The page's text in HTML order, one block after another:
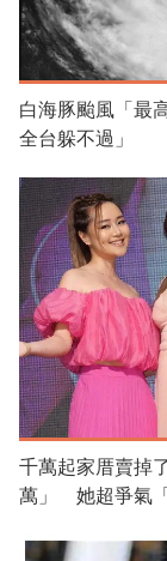
白海豚颱風「最
全台躲不過」
千萬起家厝賣掉
萬」 她超爭氣